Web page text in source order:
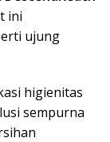
ini
ujung
higienitas
sempurna